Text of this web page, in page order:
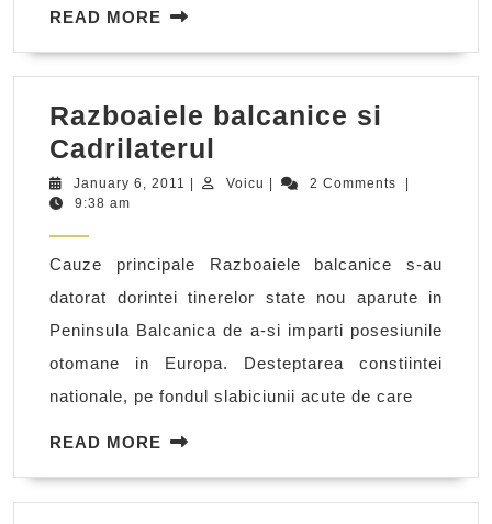
READ MORE READ
Razboaiele balcanice si
Cadrilaterul
balcanice
January 6, 2011 JanuaryVoicu Voicu 2 Comments
9:38 am
Cauze principale Razboaiele balcanice s-au
datorat dorintei tinerelor state nou aparute in
Peninsula Balcanica de a-si imparti posesiunile
otomane in Europa. Desteptarea constiintei
nationale, pe fondul slabiciunii acute de care
READ MORE READ